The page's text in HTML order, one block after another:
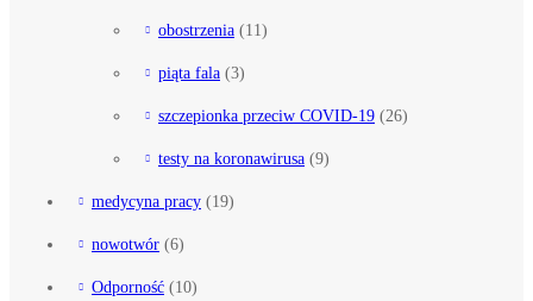
obostrzenia (11)
piąta fala (3)
szczepionka przeciw COVID-19 (26)
testy na koronawirusa (9)
medycyna pracy (19)
nowotwór (6)
Odporność (10)